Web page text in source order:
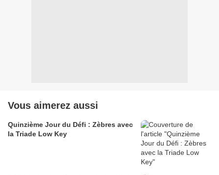
Vous aimerez aussi
Quinzième Jour du Défi : Zèbres avec
la Triade Low Key